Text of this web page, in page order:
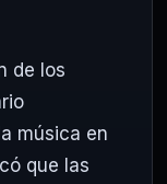
de los
música en
que las